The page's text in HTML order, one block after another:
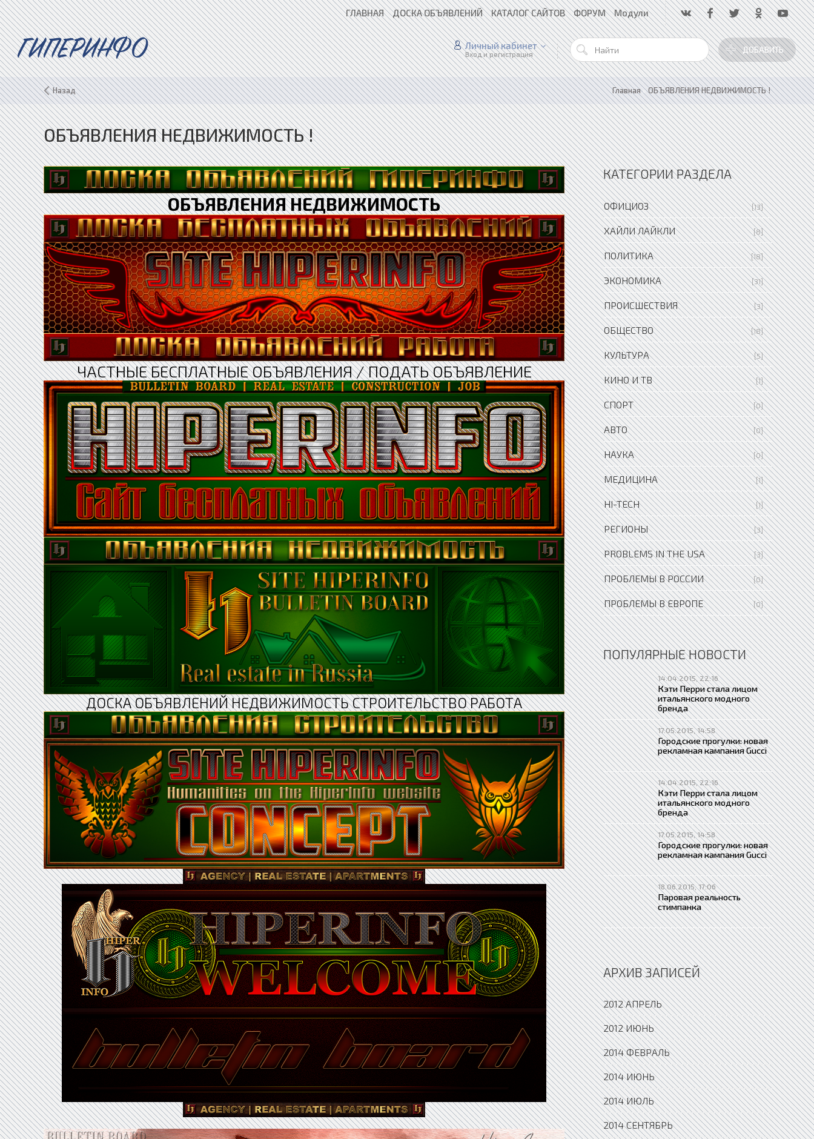
ГЛАВНАЯ ДОСКА ОБЪЯВЛЕНИЙ КАТАЛОГ САЙТОВ ФОРУМ Модули
ГИПЕРИНФО ДОБАВИТЬ
Личный кабинет
Вход и регистрация
Назад Главная»ОБЪЯВЛЕНИЯ НЕДВИЖИМОСТЬ !
ОБЪЯВЛЕНИЯ НЕДВИЖИМОСТЬ !
ОБЪЯВЛЕНИЯ НЕДВИЖИМОСТЬ
ЧАСТНЫЕ БЕСПЛАТНЫЕ ОБЪЯВЛЕНИЯ / ПОДАТЬ ОБЪЯВЛЕНИЕ
ДОСКА ОБЪЯВЛЕНИЙ НЕДВИЖИМОСТЬ СТРОИТЕЛЬСТВО РАБОТА
КАТЕГОРИИ РАЗДЕЛА
ОФИЦИОЗ [13]
ХАЙЛИ ЛАЙКЛИ [8]
ПОЛИТИКА [18]
ЭКОНОМИКА [31]
ПРОИСШЕСТВИЯ [3]
ОБЩЕСТВО [18]
КУЛЬТУРА [5]
КИНО И ТВ [1]
СПОРТ [0]
АВТО [0]
НАУКА [0]
МЕДИЦИНА [1]
HI-TECH [1]
РЕГИОНЫ [3]
PROBLEMS IN THE USA [3]
ПРОБЛЕМЫ В РОССИИ [0]
ПРОБЛЕМЫ В ЕВРОПЕ [0]
ПОПУЛЯРНЫЕ НОВОСТИ
14.04.2015, 22:16
Кэти Перри стала лицом
итальянского модного
бренда
17.05.2015, 14:58
Городские прогулки: новая
рекламная кампания Gucci
14.04.2015, 22:16
Кэти Перри стала лицом
итальянского модного
бренда
17.05.2015, 14:58
Городские прогулки: новая
рекламная кампания Gucci
18.06.2015, 17:06
Паровая реальность
стимпанка
АРХИВ ЗАПИСЕЙ
2012 АПРЕЛЬ
2012 ИЮНЬ
2014 ФЕВРАЛЬ
2014 ИЮНЬ
2014 ИЮЛЬ
2014 СЕНТЯБРЬ